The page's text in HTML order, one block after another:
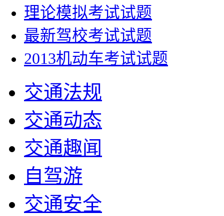
理论模拟考试试题
最新驾校考试试题
2013机动车考试试题
交通法规
交通动态
交通趣闻
自驾游
交通安全